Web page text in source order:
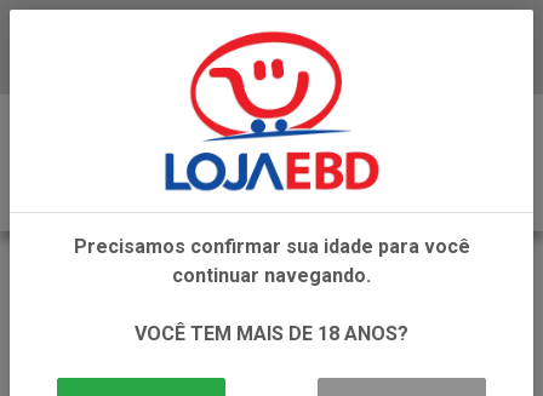
Precisamos confirmar sua idade para você
continuar navegando.
VOCÊ TEM MAIS DE 18 ANOS?